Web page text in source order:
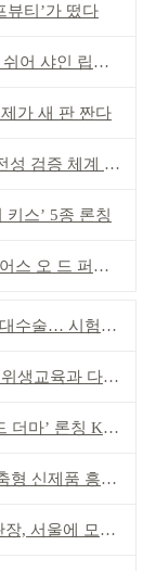
뷰티’가 떴다
인 립스틱’ 출시
가 새 판 짠다
증 체계 구축
키스’ 5종 론칭
퍼퓸’ 4종 출시
험자료 공용 허용
교육과 다르다”
칭 K더마 육성 박차
품 흥행 ‘쌍끌이’
서울에 모인다